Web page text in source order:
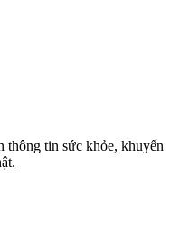
thông tin sức khỏe, khuyến